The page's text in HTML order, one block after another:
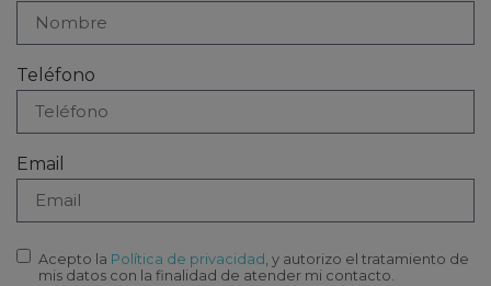
Teléfono
Email
Acepto la Política de privacidad , y autorizo el tratamiento de
mis datos con la finalidad de atender mi contacto.